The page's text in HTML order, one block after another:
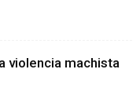
violencia machista